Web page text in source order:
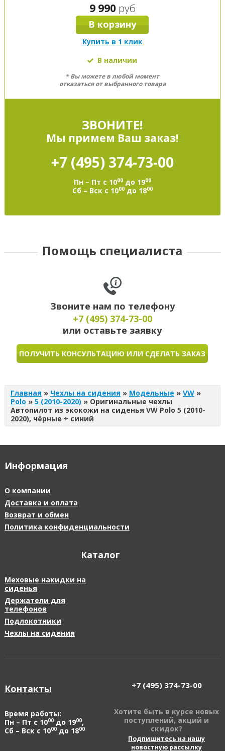
9 990 руб
В корзину
Купить в 1 клик
В наличии
* Вы можете в любой момент
отказаться от выбранного товара
ЗВОНИТЕ!
Мы примем Ваш заказ!
+7 (495) 374-73-00
Пн – Пт с 1000до 1900
Сб – Вск с 1000до 1800
Помощь специалиста
Звоните нам по телефону
+7 (495) 374-73-00
или оставьте заявку
ПОЛУЧИТЬ КОНСУЛЬТАЦИЮ ИЛИ СДЕЛАТЬ ЗАКАЗ
Главная » Чехлы на сидения » Модельные » VW»
Polo » 5 (2010-2020) » Оригинальные чехлы
Автопилот из экокожи на сиденья VW Polo 5 (2010-
2020), чёрные + синий
Информация
О компании
Доставка и оплата
Возврат и обмен
Политика конфиденциальности
Каталог
Меховые накидки на
сиденья
Держатели для
телефонов
Подлокотники
Чехлы на сидения
Контакты
Время работы:
Пн – Пт с 1000до 1900,
Сб – Вск с 1000до 1800
+7 (495) 374-73-00
Хотите быть в курсе новых
поступлений, акций и
скидок?
Подпишитесь на нашу
новостную рассылку